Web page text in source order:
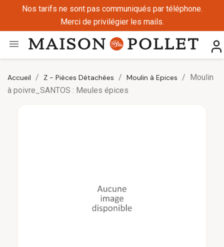
Nos tarifs ne sont pas communiqués par téléphone.
Merci de privilégier les mails.

Accueil Z - Pièces Détachées Moulin à Epices
Moulin
à poivre_SANTOS : Meules épices